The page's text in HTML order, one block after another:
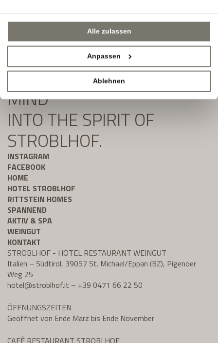
Alle zulassen
Anpassen
Ablehnen
SLIP YOUR BODY AND
MIND
INTO THE SPIRIT OF
STROBLHOF.
INSTAGRAM
FACEBOOK
HOME
HOTEL STROBLHOF
RITTSTEIN HOMES
SPANNEND
AKTIV & SPA
WEINGUT
KONTAKT
STROBLHOF - HOTEL RESTAURANT WEINGUT
Italien – Südtirol, 39057 St. Michael/Eppan (BZ), Pigenoer
Weg 25
hotel@stroblhof.it – +39 0471 66 22 50
ÖFFNUNGSZEITEN
Geöffnet von Ende März bis Ende November